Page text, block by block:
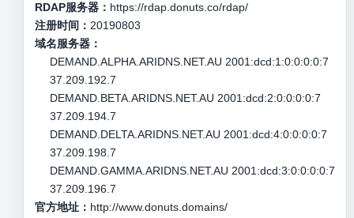
RDAP服务器： https://rdap.donuts.co/rdap/
注册时间： 20190803
域名服务器：
DEMAND.ALPHA.ARIDNS.NET.AU 2001:dcd:1:0:0:0:0:7
37.209.192.7
DEMAND.BETA.ARIDNS.NET.AU 2001:dcd:2:0:0:0:0:7
37.209.194.7
DEMAND.DELTA.ARIDNS.NET.AU 2001:dcd:4:0:0:0:0:7
37.209.198.7
DEMAND.GAMMA.ARIDNS.NET.AU 2001:dcd:3:0:0:0:0:7
37.209.196.7
官方地址： http://www.donuts.domains/